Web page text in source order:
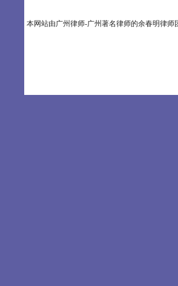
本网站由广州律师-广州著名律师的余春明律